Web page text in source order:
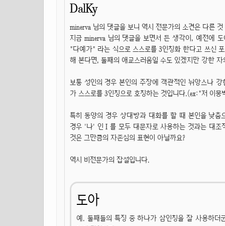
DalKy
minerva 님의 댓글을 보니 역시 전문가의 소견은 다른
지금 minerva 님의 댓글을 보면서 든 생각이, 예전에
"다예가" 라는 식으로 스스로를 3인칭화 한다고 쓰신
해 본다면, 둘째의 애교스러움일 수도 있겠지만 강한
보통 성인의 경우 본인의 주장에 객관적인 뉘앙스나
가 스스로를 3인칭으로 호칭하는 것입니다.(ex:"저 이
특히 동양의 경우 상대방과 대화를 할 때 본인을 낮춤
경우 '나' 인 I 를 모두 대문자로 사용하는 것과는 대조
것은 그만큼의 자존심의 표현이 아닐까요?
역시 비전문가의 잡설입니다.
도아
예. 둘째들의 특징 중 하나가 삼인칭을 잘 사용하더